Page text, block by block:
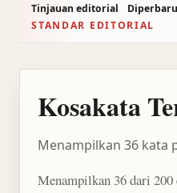
Tinjauan editorial
STANDAR EDITORIAL
Kosakata
Menampilkan 36 kata
Menampilkan 36 dari 200